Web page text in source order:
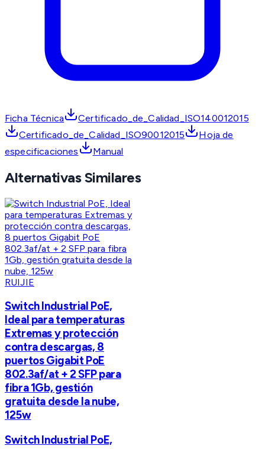
Ficha Técnica
Certificado_de_Calidad_ISO140012015
Certificado_de_Calidad_ISO90012015
Hoja de
especificaciones
Manual
Alternativas Similares
RUIJIE
Switch Industrial PoE,
Ideal para temperaturas
Extremas y protección
contra descargas, 8
puertos Gigabit PoE
802.3af/at + 2 SFP para
fibra 1Gb, gestión
gratuita desde la nube,
125w
Switch Industrial PoE,